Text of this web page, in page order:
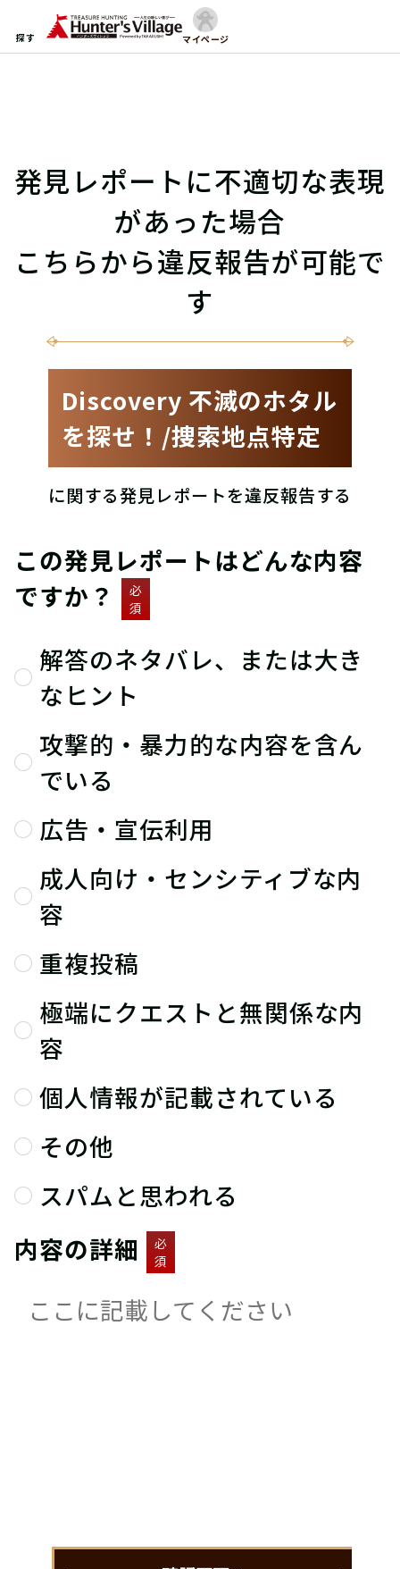
探す マイページ
発見レポートに不適切な表現
があった場合
こちらから違反報告が可能で
す
Discovery 不滅のホタル
を探せ！/捜索地点特定
に関する発見レポートを違反報告する
この発見レポートはどんな内容
ですか？
必
須
解答のネタバレ、または大き
なヒント
攻撃的・暴力的な内容を含ん
でいる
広告・宣伝利用
成人向け・センシティブな内
容
重複投稿
極端にクエストと無関係な内
容
個人情報が記載されている
その他
スパムと思われる
内容の詳細
必
須